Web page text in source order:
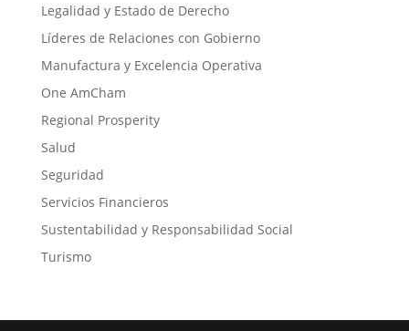
Legalidad y Estado de Derecho
Líderes de Relaciones con Gobierno
Manufactura y Excelencia Operativa
One AmCham
Regional Prosperity
Salud
Seguridad
Servicios Financieros
Sustentabilidad y Responsabilidad Social
Turismo